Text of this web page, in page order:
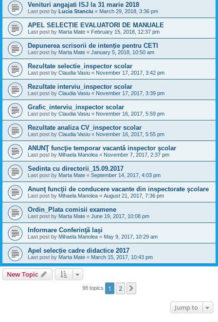
Venituri angajati ISJ la 31 marie 2018
Last post by Lucia Stanciu « March 29, 2018, 3:36 pm
APEL SELECȚIE EVALUATORI DE MANUALE
Last post by Marta Mate « February 15, 2018, 12:37 pm
Depunerea scrisorii de intenție pentru CETI
Last post by Marta Mate « January 5, 2018, 10:50 am
Rezultate selectie_inspector scolar
Last post by Claudia Vasiu « November 17, 2017, 3:42 pm
Rezultate interviu_inspector scolar
Last post by Claudia Vasiu « November 17, 2017, 3:39 pm
Grafic_interviu_inspector scolar
Last post by Claudia Vasiu « November 16, 2017, 5:59 pm
Rezultate analiza CV_inspector scolar
Last post by Claudia Vasiu « November 16, 2017, 5:55 pm
ANUNŢ funcţie temporar vacantă inspector şcolar
Last post by Mihaela Manolea « November 7, 2017, 2:37 pm
Sedinta cu directorii_15.09.2017
Last post by Marta Mate « September 14, 2017, 4:03 pm
Anunţ funcţii de conducere vacante din inspectorate şcolare
Last post by Mihaela Manolea « August 21, 2017, 7:36 pm
Ordin_Plata comisii examene
Last post by Marta Mate « June 19, 2017, 10:08 pm
Informare Conferinţă Iaşi
Last post by Mihaela Manolea « May 9, 2017, 10:29 am
Apel selecție cadre didactice 2017
Last post by Marta Mate « March 15, 2017, 10:43 pm
New Topic
98 topics 1 2
Jump to